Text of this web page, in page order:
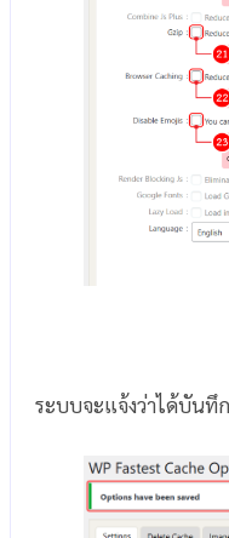
ระบบจะแจ้งว่าได้บันทึ